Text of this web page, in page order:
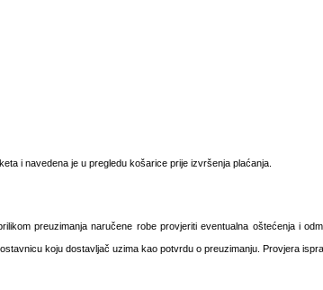
i navedena je u pregledu košarice prije izvršenja plaćanja.
preuzimanja naručene robe provjeriti eventualna oštećenja i
koju dostavljač uzima kao potvrdu o preuzimanju. Provjera